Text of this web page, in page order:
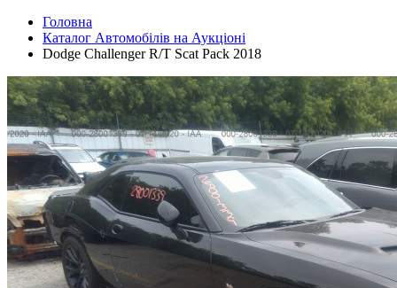
Головна
Каталог Автомобілів на Аукціоні
Dodge Challenger R/T Scat Pack 2018